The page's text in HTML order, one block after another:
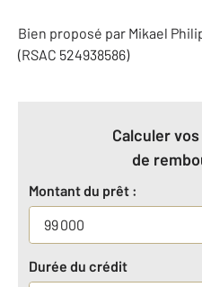
Bien proposé par Mikael
(RSAC 524938586)
Calculer
de
Montant du prêt :
Durée du crédit